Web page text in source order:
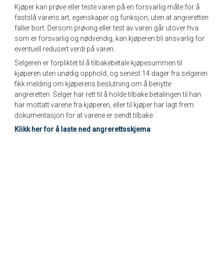
Kjøper kan prøve eller teste varen på en forsvarlig måte for å
fastslå varens art, egenskaper og funksjon, uten at angreretten
faller bort. Dersom prøving eller test av varen går utover hva
som er forsvarlig og nødvendig, kan kjøperen bli ansvarlig for
eventuell redusert verdi på varen.
Selgeren er forpliktet til å tilbakebetale kjøpesummen til
kjøperen uten unødig opphold, og senest 14 dager fra selgeren
fikk melding om kjøperens beslutning om å benytte
angreretten. Selger har rett til å holde tilbake betalingen til han
har mottatt varene fra kjøperen, eller til kjøper har lagt frem
dokumentasjon for at varene er sendt tilbake.
Klikk her for å laste ned angrerettsskjema